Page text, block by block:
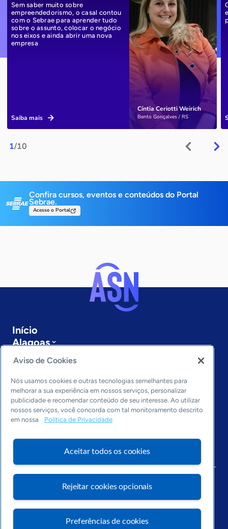
1/10
Cíntia Ceriotti Weirich
Bento Gonçalves / RS
Sem saber muito sobre
empreendedorismo, o casal contou
com o Sebrae para aprender tudo
sobre o assunto, colocar o negócio
nos eixos e ainda abrir uma nova
empresa
Saiba mais
Confira cursos, eventos e conteúdos do Portal
Sebrae.
Acesse o Portal
Início
Alagoas
Sobre a ASN
Últimas notícias
Entre em contato
Editorias
Economia & Política
Inovação & Tecnologia
Cultura empreendedora
Arquivo
Aviso de Cookies
Nós usamos cookies e outras tecnologias semelhantes para
melhorar a sua experiência em nossos serviços, personalizar
publicidade e recomendar conteúdo de seu interesse. Ao utilizar
nossos serviços, você concorda com tal monitoramento descrito
em nossa
Política de Privacidade
Aceitar todos os cookies
Rejeitar cookies opcionais
Preferências de cookies